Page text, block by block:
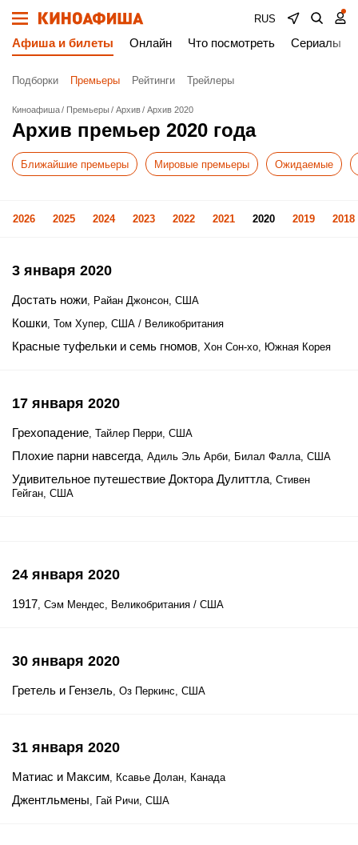
RUS
Афиша и билеты Онлайн Что посмотреть Сериалы
Подборки Премьеры Рейтинги Трейлеры
Киноафиша Премьеры Архив Архив 2020
Архив премьер 2020 года
Ближайшие премьеры Мировые премьеры Ожидаемые
2026 2025 2024 2023 2022 2021 2020 2019 2018
3 января 2020
Достать ножи, Райан Джонсон, США
Кошки, Том Хупер, США / Великобритания
Красные туфельки и семь гномов, Хон Сон-хо, Южная Корея
17 января 2020
Грехопадение, Тайлер Перри, США
Плохие парни навсегда, Адиль Эль Арби, Билал Фалла, США
Удивительное путешествие Доктора Дулиттла, Стивен
Гейган, США
24 января 2020
1917, Сэм Мендес, Великобритания / США
30 января 2020
Гретель и Гензель, Оз Перкинс, США
31 января 2020
Матиас и Максим, Ксавье Долан, Канада
Джентльмены, Гай Ричи, США